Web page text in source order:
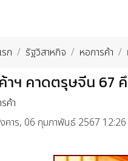
ก รัฐวิสาหกิจ หอการค้า
าฯ คาดตรุษจีน 67
ค้า
คาร, 06 กุมภาพันธ์ 2567 12:26